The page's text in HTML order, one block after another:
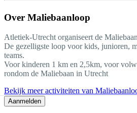
Over Maliebaanloop
Atletiek-Utrecht organiseert de
De gezelligste loop voor kids, junioren,
teams.
Voor kinderen 1 km en 2,5km, voor
rondom de Maliebaan in Utrecht
Bekijk meer activiteiten van
Aanmelden